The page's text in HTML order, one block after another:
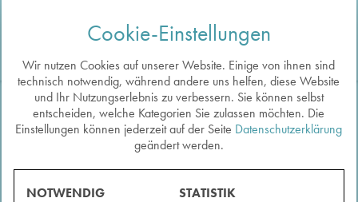
Zurück zu den Exponaten
LASTKARREN
Verfasst von:Straub, Regina
Cookie-Einstellungen
Wir nutzen Cookies auf unserer Website. Einige von ihnen sind
technisch notwendig, während andere uns helfen, diese Website
und Ihr Nutzungserlebnis zu verbessern. Sie können selbst
entscheiden, welche Kategorien Sie zulassen möchten. Die
Einstellungen können jederzeit auf der Seite Datenschutzerklärung
geändert werden.
NOTWENDIG STATISTIK